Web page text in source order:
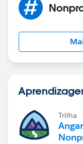
Trilha